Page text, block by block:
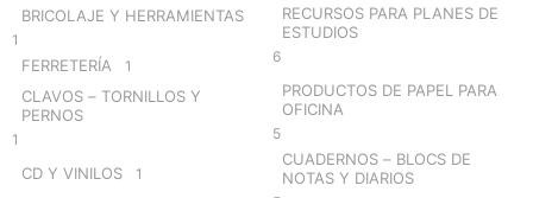
BRICOLAJE Y HERRAMIENTAS
1
FERRETERÍA 1
CLAVOS – TORNILLOS Y
PERNOS
1
CD Y VINILOS 1
RECURSOS PARA PLANES DE
ESTUDIOS
6
PRODUCTOS DE PAPEL PARA
OFICINA
5
CUADERNOS – BLOCS DE
NOTAS Y DIARIOS